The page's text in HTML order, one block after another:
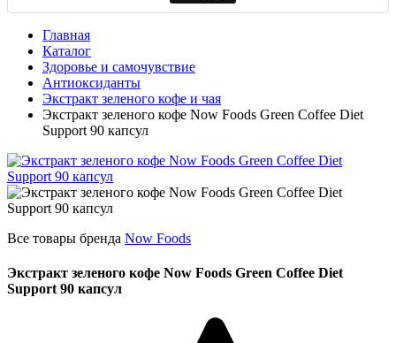
Главная
Каталог
Здоровье и самочувствие
Антиоксиданты
Экстракт зеленого кофе и чая
Экстракт зеленого кофе Now Foods Green Coffee Diet
Support 90 капсул
Все товары бренда Now Foods
Экстракт зеленого кофе Now Foods Green Coffee Diet
Support 90 капсул